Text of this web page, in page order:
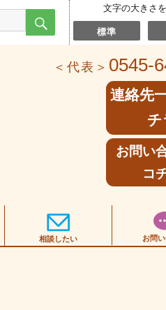
検 文字の大きさ
標準
＜代表＞ 0545-
連絡先
チ
お問い
コ
相談したい お問